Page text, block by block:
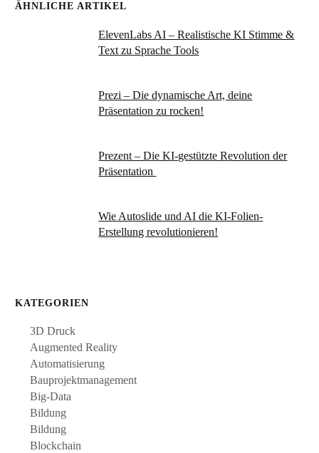
ÄHNLICHE ARTIKEL
ElevenLabs AI – Realistische KI Stimme &
Text zu Sprache Tools
Prezi – Die dynamische Art, deine
Präsentation zu rocken!
Prezent – Die KI-gestützte Revolution der
Präsentation
Wie Autoslide und AI die KI-Folien-
Erstellung revolutionieren!
KATEGORIEN
3D Druck
Augmented Reality
Automatisierung
Bauprojektmanagement
Big-Data
Bildung
Bildung
Blockchain